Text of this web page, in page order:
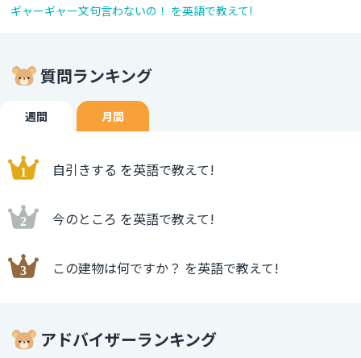
ギャーギャー文句言わないの！ を英語で教えて!
質問ランキング
週間 月間
自引きする を英語で教えて!
今のところ を英語で教えて!
この建物は何ですか？ を英語で教えて!
アドバイザーランキング